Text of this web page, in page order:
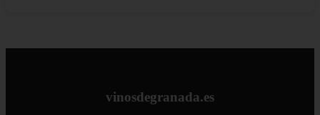
vinosdegranada.es